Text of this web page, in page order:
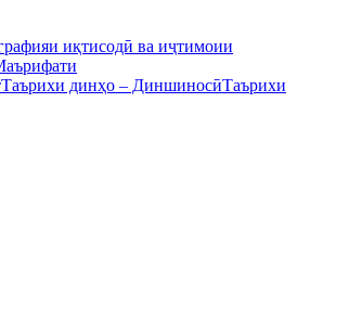
иқтисодӣ ва иҷтимоии
Таърихи динҳо – ДиншиносӣТаърихи